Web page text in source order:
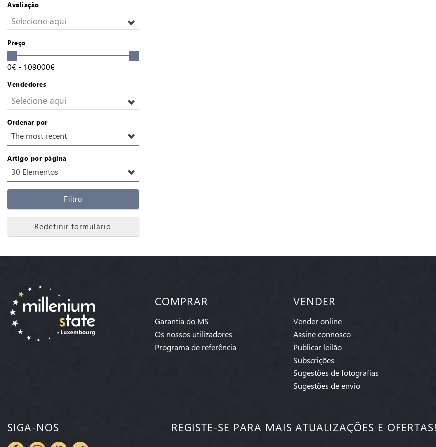
Avaliação
Selecione aqui
Preço
0€ - 109000€
Vendedores
Selecione aqui
Ordenar por
The most recent
Artigo por página
30 Elementos
Filtro
Redefinir formulário
COMPRAR
Garantia do MS
Os nossos utilizadores
Programa de referência
VENDER
Vender online
Assine connosco
Publicar leilão
Subscrições
Sugestões de fotografias
Sugestões de envio
SIGA-NOS REGISTE-SE PARA MAIS ATUALIZAÇÕES E OFERTAS!